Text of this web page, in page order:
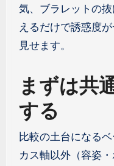
気、ブラレットの
えるだけで誘惑度
見せます。
まずは共
する
比較の土台になる
カス軸以外（容姿